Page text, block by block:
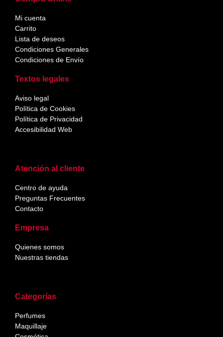
Categorías
Perfumes
Maquillaje
Atención al cliente
Centro de ayuda
Preguntas Frecuentes
Contacto
Empresa
Quienes somos
Nuestras tiendas
Mi cuenta
Carrito
Lista de deseos
Condiciones Generales
Condiciones de Envío
Textos legales
Aviso legal
Política de Cookies
Política de Privacidad
Accesibilidad Web